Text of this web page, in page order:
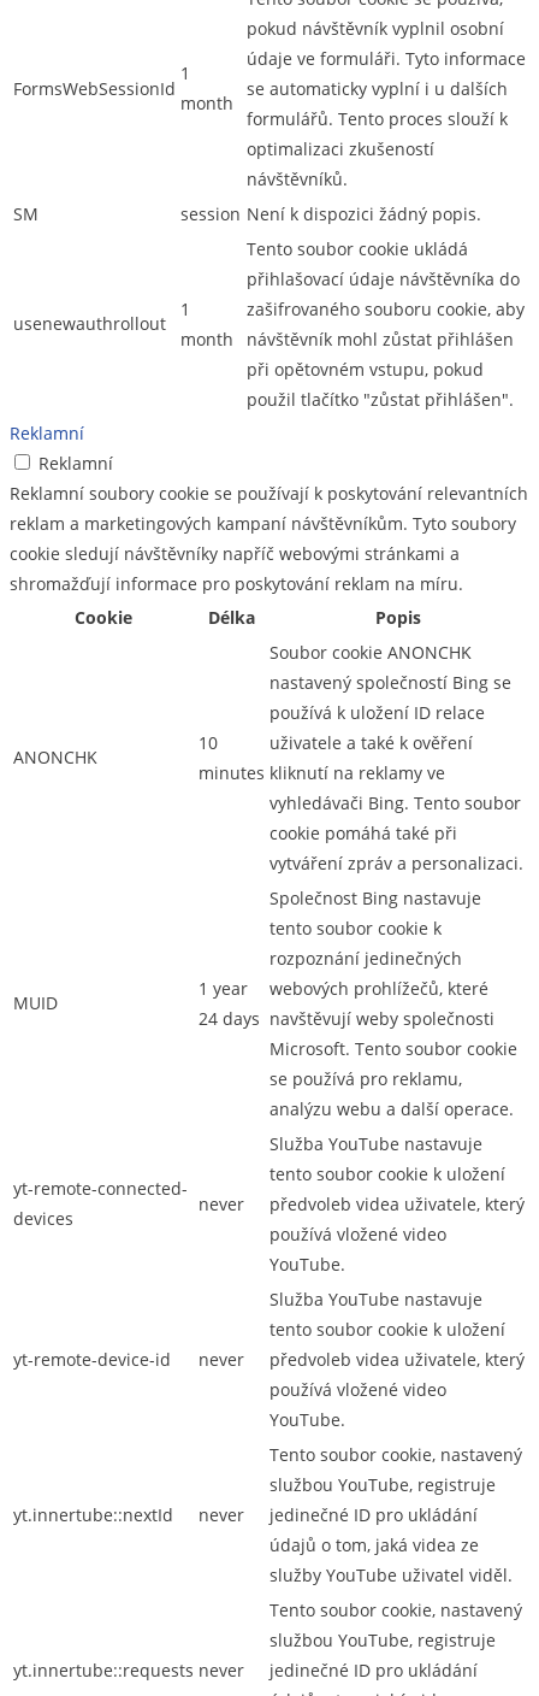
FormsWebSessionId
1
month
pokud návštěvník vyplnil osobní
údaje ve formuláři. Tyto informace
se automaticky vyplní i u dalších
formulářů. Tento proces slouží k
optimalizaci zkušeností
návštěvníků.
SM
session Není k dispozici žádný popis.
usenewauthrollout
1
month
Tento soubor cookie ukládá
přihlašovací údaje návštěvníka do
zašifrovaného souboru cookie, aby
návštěvník mohl zůstat přihlášen
při opětovném vstupu, pokud
použil tlačítko "zůstat přihlášen".
Reklamní
Reklamní
Reklamní soubory cookie se používají k poskytování relevantních
reklam a marketingových kampaní návštěvníkům. Tyto soubory
cookie sledují návštěvníky napříč webovými stránkami a
shromažďují informace pro poskytování reklam na míru.
Cookie
Délka Popis
ANONCHK
10
minutes
Soubor cookie ANONCHK
nastavený společností Bing se
používá k uložení ID relace
uživatele a také k ověření
kliknutí na reklamy ve
vyhledávači Bing. Tento soubor
cookie pomáhá také při
vytváření zpráv a personalizaci.
MUID
1 year
24 days
Společnost Bing nastavuje
tento soubor cookie k
rozpoznání jedinečných
webových prohlížečů, které
navštěvují weby společnosti
Microsoft. Tento soubor cookie
se používá pro reklamu,
analýzu webu a další operace.
yt-remote-connected-
devices
never
Služba YouTube nastavuje
tento soubor cookie k uložení
předvoleb videa uživatele, který
používá vložené video
YouTube.
yt-remote-device-id never
Služba YouTube nastavuje
tento soubor cookie k uložení
předvoleb videa uživatele, který
používá vložené video
YouTube.
yt.innertube::nextId never
Tento soubor cookie, nastavený
službou YouTube, registruje
jedinečné ID pro ukládání
údajů o tom, jaká videa ze
služby YouTube uživatel viděl.
yt.innertube::requests never
Tento soubor cookie, nastavený
službou YouTube, registruje
jedinečné ID pro ukládání